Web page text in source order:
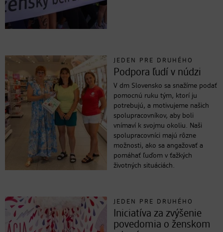
JEDEN PRE DRUHÉHO
Podpora ľudí v núdzi
V dm Slovensko sa snažíme podať
pomocnú ruku tým, ktorí ju
potrebujú, a motivujeme našich
spolupracovníkov, aby boli
vnímaví k svojmu okoliu. Naši
spolupracovníci majú rôzne
možnosti, ako sa angažovať a
pomáhať ľuďom v ťažkých
životných situáciách.
JEDEN PRE DRUHÉHO
Iniciatíva za zvýšenie
povedomia o ženskom